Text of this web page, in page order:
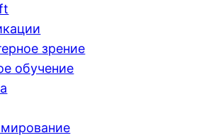
зрение
обучение